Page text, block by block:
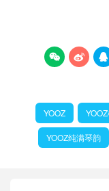
  
YOOZ
YOOZ纯满琴韵